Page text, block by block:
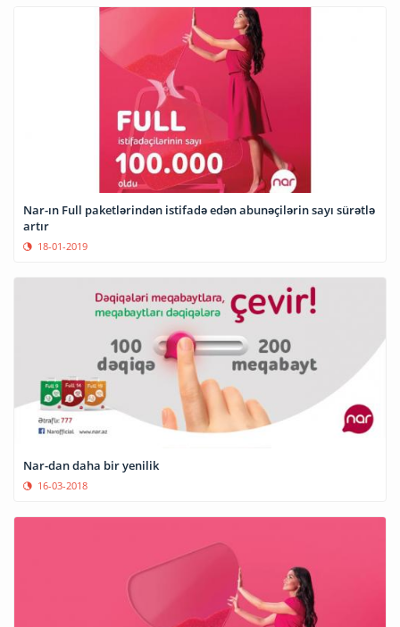
Nar-ın Full paketlərindən istifadə edən abunəçilərin sayı sürətlə
artır
18-01-2019
Nar-dan daha bir yenilik
16-03-2018